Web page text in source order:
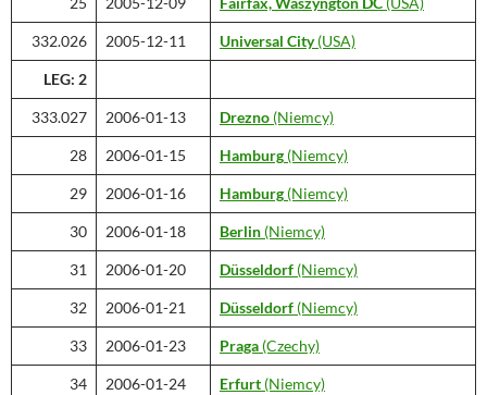
332.026 2005-12-11 Universal City(USA)
LEG: 2
333.027 2006-01-13 Drezno (Niemcy)
28 2006-01-15 Hamburg (Niemcy)
29 2006-01-16 Hamburg (Niemcy)
30 2006-01-18 Berlin (Niemcy)
31 2006-01-20 Düsseldorf (Niemcy)
32 2006-01-21 Düsseldorf (Niemcy)
33 2006-01-23 Praga (Czechy)
34 2006-01-24 Erfurt (Niemcy)